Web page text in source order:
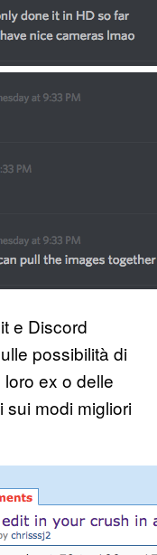
e Discord
possibilità di
ex o delle
sui modi migliori